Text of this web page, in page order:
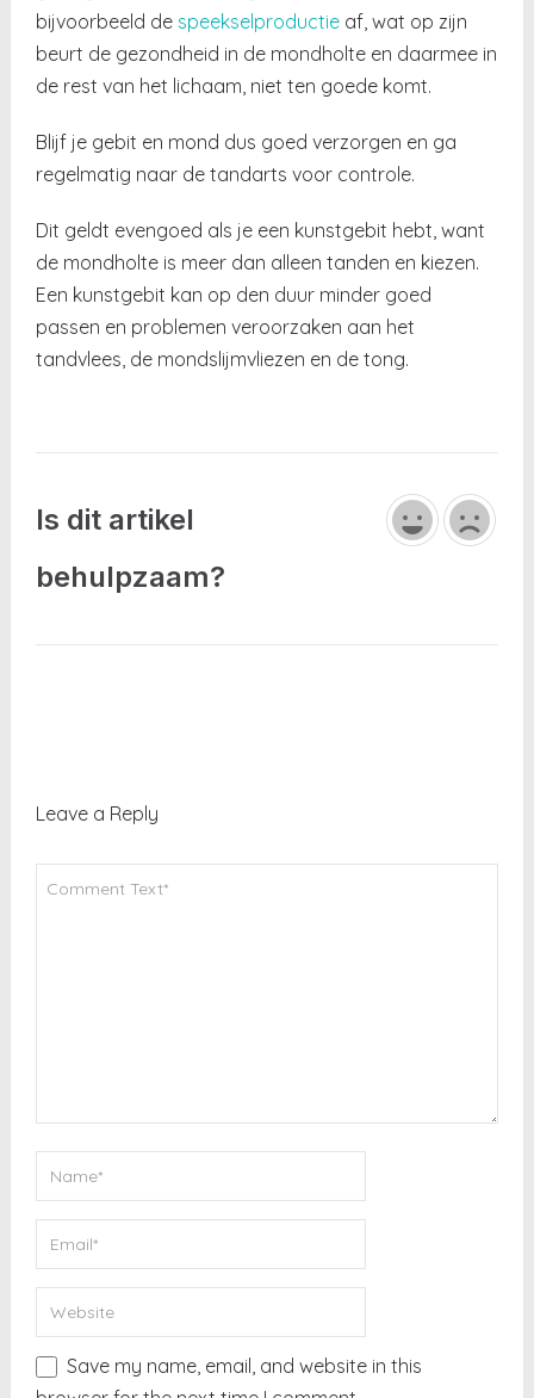
bijvoorbeeld de speekselproductie af, wat op zijn
beurt de gezondheid in de mondholte en daarmee in
de rest van het lichaam, niet ten goede komt.
Blijf je gebit en mond dus goed verzorgen en ga
regelmatig naar de tandarts voor controle.
Dit geldt evengoed als je een kunstgebit hebt, want
de mondholte is meer dan alleen tanden en kiezen.
Een kunstgebit kan op den duur minder goed
passen en problemen veroorzaken aan het
tandvlees, de mondslijmvliezen en de tong.
Is dit artikel
behulpzaam?
Leave a Reply
Save my name, email, and website in this